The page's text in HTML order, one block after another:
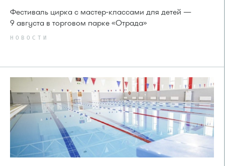
Фестиваль цирка с мастер-классами для детей —
9 августа в торговом парке «Отрада»
НОВОСТИ